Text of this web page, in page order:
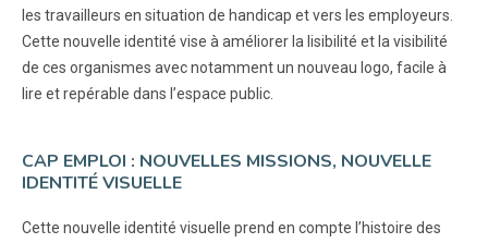
les travailleurs en situation de handicap et vers les employeurs.
Cette nouvelle identité vise à améliorer la lisibilité et la visibilité
de ces organismes avec notamment un nouveau logo, facile à
lire et repérable dans l’espace public.
CAP EMPLOI : NOUVELLES MISSIONS, NOUVELLE
IDENTITÉ VISUELLE
Cette nouvelle identité visuelle prend en compte l’histoire des